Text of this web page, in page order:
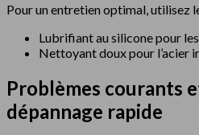
Pour un entretien optimal, utilisez
Lubrifiant au silicone pour les
Nettoyant doux pour l’acier
Problèmes courants
dépannage rapide